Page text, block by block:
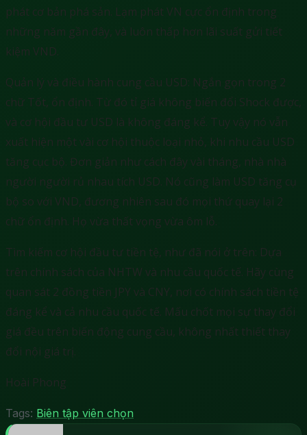
phát cơ bản phá sản. Lạm phát VN cực ổn định trong
những năm gần đây, và luôn thấp hơn lãi suất gửi tiết
kiệm VND.
Quản lý và điều hành cung cầu USD: Ngắn gọn trong 2
chữ Tốt, ổn định. Từ đó tỉ giá không biến đổi Shock được,
và cơ hội đầu tư USD là không đáng kể. Tuy vậy nó vẫn
xuất hiện một vài cơ hội thuộc loại nhỏ, khi nhu cầu USD
tăng cục bộ. Đơn giản như cách đây vài tháng, nhà nhà
người người rủ nhau tích USD. Nó cũng làm USD tăng cụ
bộ so với VND, đương nhiên sau đó mọi thứ quay lại 2
chữ ổn định. Họ vừa thất vọng vừa ôm lỗ.
Tìm kiếm cơ hội đầu tư tiền tệ, như đã nói ở trên: Dựa
trên chính sách của NHTW và nhu cầu quốc tế. Hãy cùng
quan sát 2 đồng tiền JPY và CNY, nơi có chính sách tiền tệ
đáng kể và cả nhu cầu quốc tế. Mấu chốt mọi sự thay đổi
giá đều trên biến động cung cầu, không nhất thiết thay
đổi nội giá trị.
Hoài Phong
Tags: Biên tập viên chọn